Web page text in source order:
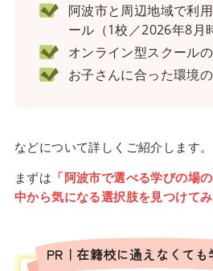
阿波市と周辺地域で利
ール（1校／2026年8月
オンライン型スクール
お子さんに合った環境
などについて詳しくご紹介します。
まずは 「阿波市で選べる学びの場
中から気になる選択肢を見つけてみ
PR｜在籍校に通えなくても